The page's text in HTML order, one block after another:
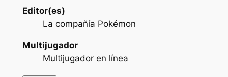
Editor(es)
La compañía Pokémon
Multijugador
Multijugador en línea